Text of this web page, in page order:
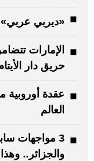
«ديربي عربي»
الإمارات
حريق دار
عقدة
العالم
3 مواجهات
والجزائر..